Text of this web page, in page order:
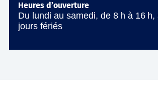
Heures d’ouverture
Du lundi au samedi, de 8 h à 16 h,
jours fériés